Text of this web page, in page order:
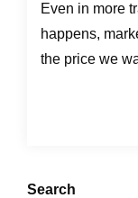
Even in more
happens,
the price we
Search